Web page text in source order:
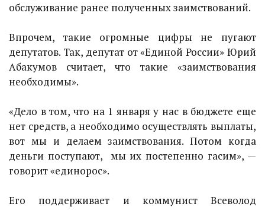
обслуживание ранее полученных заимствований.
Впрочем, такие огромные цифры не пугают
депутатов. Так, депутат от «Единой России» Юрий
Абакумов считает, что такие «заимствования
необходимы».
«Дело в том, что на 1 января у нас в бюджете еще
нет средств, а необходимо осуществлять выплаты,
вот мы и делаем заимствования. Потом когда
деньги поступают, мы их постепенно гасим», —
говорит «единорос».
Его поддерживает и коммунист Всеволод